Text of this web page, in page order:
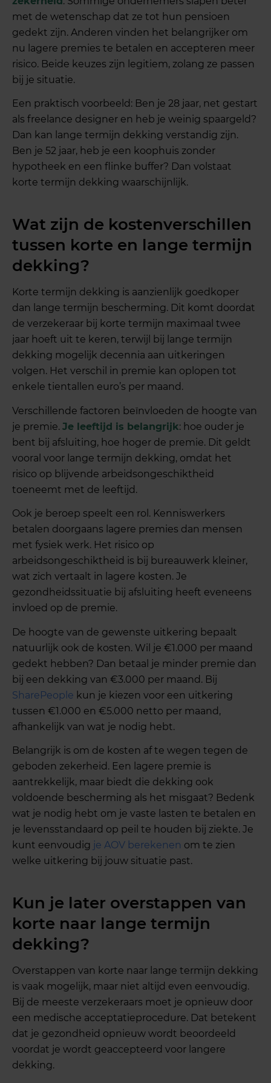
met de wetenschap dat ze tot hun pensioen
gedekt zijn. Anderen vinden het belangrijker om
nu lagere premies te betalen en accepteren meer
risico. Beide keuzes zijn legitiem, zolang ze passen
bij je situatie.
Een praktisch voorbeeld: Ben je 28 jaar, net gestart
als freelance designer en heb je weinig spaargeld?
Dan kan lange termijn dekking verstandig zijn.
Ben je 52 jaar, heb je een koophuis zonder
hypotheek en een flinke buffer? Dan volstaat
korte termijn dekking waarschijnlijk.
Wat zijn de kostenverschillen
tussen korte en lange termijn
dekking?
Korte termijn dekking is aanzienlijk goedkoper
dan lange termijn bescherming. Dit komt doordat
de verzekeraar bij korte termijn maximaal twee
jaar hoeft uit te keren, terwijl bij lange termijn
dekking mogelijk decennia aan uitkeringen
volgen. Het verschil in premie kan oplopen tot
enkele tientallen euro’s per maand.
Verschillende factoren beïnvloeden de hoogte van
je premie.Je leeftijd is belangrijk: hoe ouder je
bent bij afsluiting, hoe hoger de premie. Dit geldt
vooral voor lange termijn dekking, omdat het
risico op blijvende arbeidsongeschiktheid
toeneemt met de leeftijd.
Ook je beroep speelt een rol. Kenniswerkers
betalen doorgaans lagere premies dan mensen
met fysiek werk. Het risico op
arbeidsongeschiktheid is bij bureauwerk kleiner,
wat zich vertaalt in lagere kosten. Je
gezondheidssituatie bij afsluiting heeft eveneens
invloed op de premie.
De hoogte van de gewenste uitkering bepaalt
natuurlijk ook de kosten. Wil je €1.000 per maand
gedekt hebben? Dan betaal je minder premie dan
bij een dekking van €3.000 per maand. Bij
SharePeople kun je kiezen voor een uitkering
tussen €1.000 en €5.000 netto per maand,
afhankelijk van wat je nodig hebt.
Belangrijk is om de kosten af te wegen tegen de
geboden zekerheid. Een lagere premie is
aantrekkelijk, maar biedt die dekking ook
voldoende bescherming als het misgaat? Bedenk
wat je nodig hebt om je vaste lasten te betalen en
je levensstandaard op peil te houden bij ziekte. Je
kunt eenvoudig je AOV berekenen om te zien
welke uitkering bij jouw situatie past.
Kun je later overstappen van
korte naar lange termijn
dekking?
Overstappen van korte naar lange termijn dekking
is vaak mogelijk, maar niet altijd even eenvoudig.
Bij de meeste verzekeraars moet je opnieuw door
een medische acceptatieprocedure. Dat betekent
dat je gezondheid opnieuw wordt beoordeeld
voordat je wordt geaccepteerd voor langere
dekking.